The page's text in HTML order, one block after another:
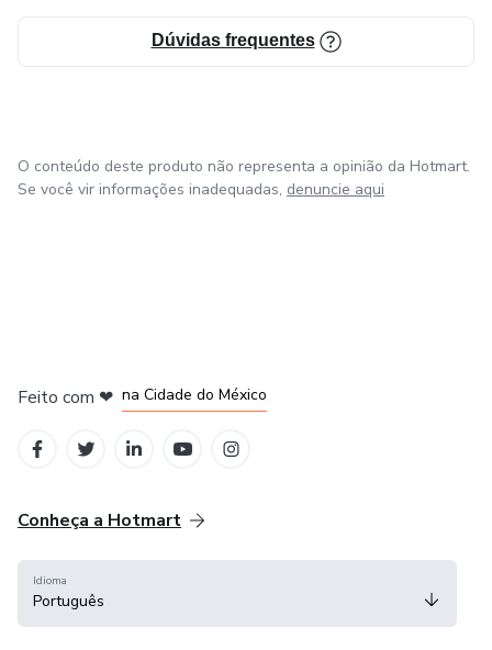
Dúvidas frequentes
O conteúdo deste produto não representa a opinião da Hotmart.
Se você vir informações inadequadas, denuncie aqui
Feito com ❤ na Cidade do México
Conheça a Hotmart
Idioma
Português